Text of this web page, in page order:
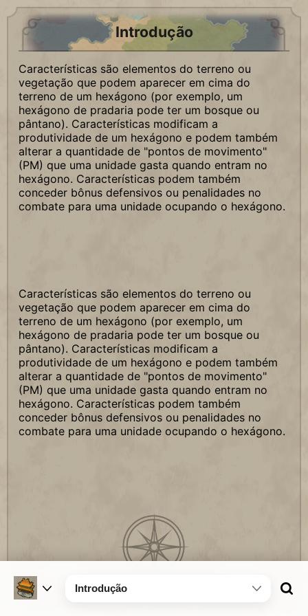
Introdução
Características são elementos do terreno ou
vegetação que podem aparecer em cima do
terreno de um hexágono (por exemplo, um
hexágono de pradaria pode ter um bosque ou
pântano). Características modificam a
produtividade de um hexágono e podem também
alterar a quantidade de "pontos de movimento"
(PM) que uma unidade gasta quando entram no
hexágono. Características podem também
conceder bônus defensivos ou penalidades no
combate para uma unidade ocupando o hexágono.
Características são elementos do terreno ou
vegetação que podem aparecer em cima do
terreno de um hexágono (por exemplo, um
hexágono de pradaria pode ter um bosque ou
pântano). Características modificam a
produtividade de um hexágono e podem também
alterar a quantidade de "pontos de movimento"
(PM) que uma unidade gasta quando entram no
hexágono. Características podem também
conceder bônus defensivos ou penalidades no
combate para uma unidade ocupando o hexágono.
Introdução